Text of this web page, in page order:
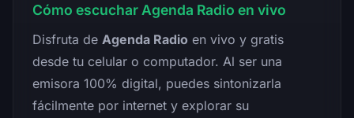
Cómo escuchar Agenda Radio en vivo
Disfruta de Agenda Radio en vivo y gratis
desde tu celular o computador. Al ser una
emisora 100% digital, puedes sintonizarla
fácilmente por internet y explorar su